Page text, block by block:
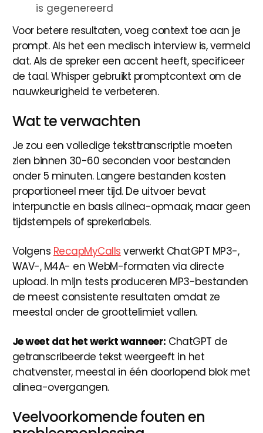
is gegenereerd
Voor betere resultaten, voeg context toe aan je
prompt. Als het een medisch interview is, vermeld
dat. Als de spreker een accent heeft, specificeer
de taal. Whisper gebruikt promptcontext om de
nauwkeurigheid te verbeteren.
Wat te verwachten
Je zou een volledige teksttranscriptie moeten
zien binnen 30-60 seconden voor bestanden
onder 5 minuten. Langere bestanden kosten
proportioneel meer tijd. De uitvoer bevat
interpunctie en basis alinea-opmaak, maar geen
tijdstempels of sprekerlabels.
Volgens RecapMyCalls verwerkt ChatGPT MP3-,
WAV-, M4A- en WebM-formaten via directe
upload. In mijn tests produceren MP3-bestanden
de meest consistente resultaten omdat ze
meestal onder de groottelimiet vallen.
Je weet dat het werkt wanneer: ChatGPT de
getranscribeerde tekst weergeeft in het
chatvenster, meestal in één doorlopend blok met
alinea-overgangen.
Veelvoorkomende fouten en